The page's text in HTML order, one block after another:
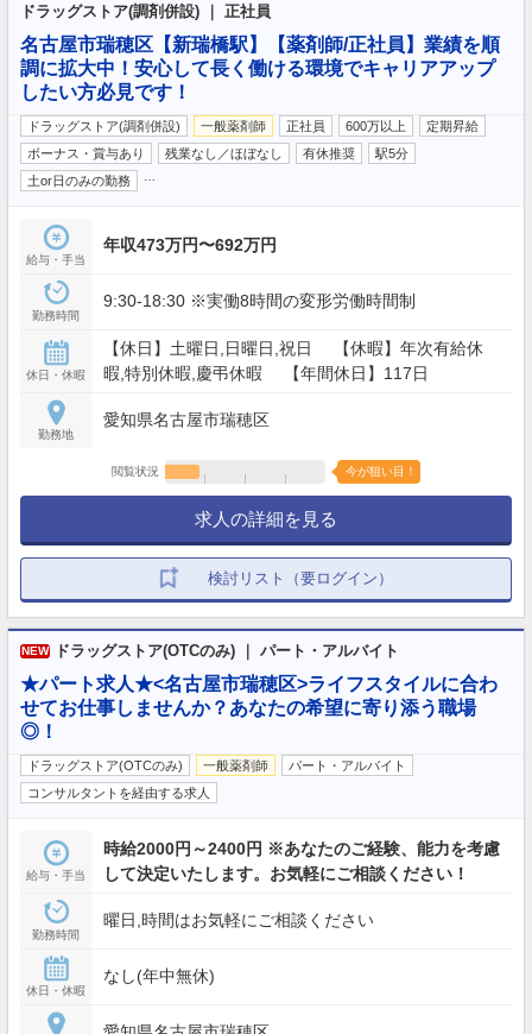
ドラッグストア(調剤併設) ｜ 正社員
名古屋市瑞穂区【新瑞橋駅】【薬剤師/正社員】業績を順
調に拡大中！安心して長く働ける環境でキャリアアップ
したい方必見です！
ドラッグストア(調剤併設) 一般薬剤師 正社員 600万以上
定期昇給
ボーナス・賞与あり
残業なし／ほぼなし 有休推奨
駅5分
土or日のみの勤務
給与・手当
年収473万円〜692万円
勤務時間
9:30-18:30 ※実働8時間の変形労働時間制
休日・休暇
【休日】土曜日,日曜日,祝日 【休暇】年次有給休
暇,特別休暇,慶弔休暇 【年間休日】117日
勤務地
愛知県名古屋市瑞穂区
閲覧状況 今が狙い目！
求人の詳細を見る
検討リスト（要ログイン）
NEW ドラッグストア(OTCのみ) ｜ パート・アルバイト
★パート求人★<名古屋市瑞穂区>ライフスタイルに合わ
せてお仕事しませんか？あなたの希望に寄り添う職場
◎！
ドラッグストア(OTCのみ) 一般薬剤師
パート・アルバイト
コンサルタントを経由する求人
給与・手当
時給2000円～2400円 ※あなたのご経験、能力を考慮
して決定いたします。お気軽にご相談ください！
勤務時間
曜日,時間はお気軽にご相談ください
休日・休暇
なし(年中無休)